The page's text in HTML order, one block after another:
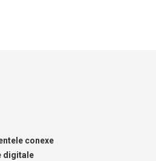
conexe
digitale